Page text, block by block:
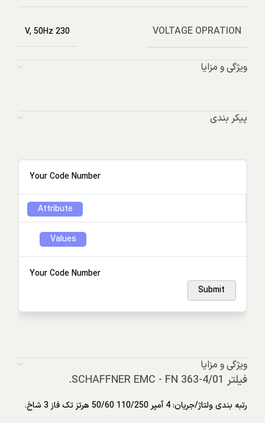
VOLTAGE OPRATION
230 V, 50Hz
ویژگی و مزایا
پیکر بندی
Your Code Number
Attribute
Values
Your Code Number
Submit
ویژگی و مزایا
فیلتر SCHAFFNER EMC - FN 363-4/01.
رتبه بندی ولتاژ/جریان: 4 آمپر 110/250 50/60 هرتز تک فاز 3 شاخ.